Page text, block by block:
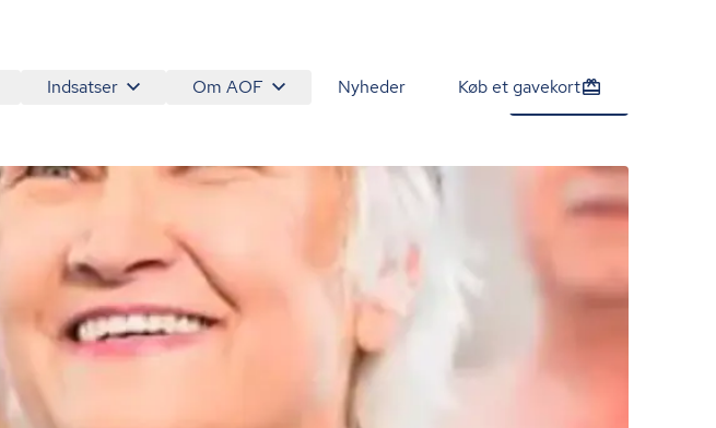
Indsatser Om AOF Nyheder Køb et gavekort
890 kr. /person Tilmeld nu